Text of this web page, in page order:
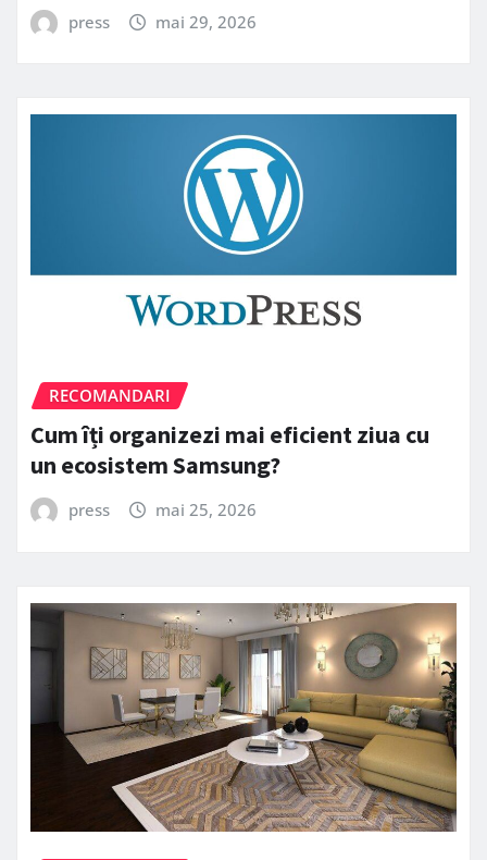
press mai 29, 2026
RECOMANDARI
Cum îți organizezi mai eficient ziua cu
un ecosistem Samsung?
press mai 25, 2026